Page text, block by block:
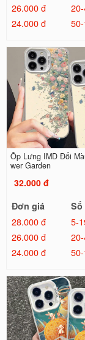
26.000 đ
24.000 đ
Ốp Lưng IMD Đổi
wer Garden
32.000 đ
Đơn giá
28.000 đ
5-
26.000 đ
24.000 đ